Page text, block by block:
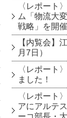
〈レポート
ム「物流大
戦略」を開
【内覧会】
月7日）
〈レポート
ました！
〈レポート
アにアルテ
ーコ部長・